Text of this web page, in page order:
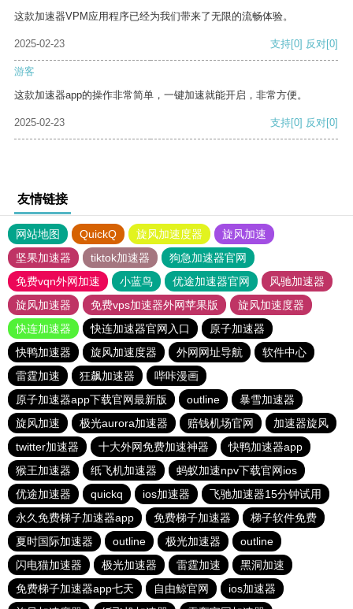
这款加速器VPM应用程序已经为我们带来了无限的流畅体验。
2025-02-23 支持[0] 反对[0]
游客
这款加速器app的操作非常简单，一键加速就能开启，非常方便。
2025-02-23 支持[0] 反对[0]
友情链接
网站地图 QuickQ 旋风加速度器
旋风加速
坚果加速器
tiktok加速器
狗急加速器官网
免费vqn外网加速
小蓝鸟 优途加速器官网
风驰加速器
旋风加速器
免费vps加速器外网苹果版
旋风加速度器
快连加速器
快连加速器官网入口
原子加速器
快鸭加速器
旋风加速度器 外网网址导航
软件中心
雷霆加速
狂飙加速器
哔咔漫画
原子加速器app下载官网最新版
outline
暴雪加速器
旋风加速
极光aurora加速器 赔钱机场官网
加速器旋风
twitter加速器
十大外网免费加速神器
快鸭加速器app
猴王加速器
纸飞机加速器
蚂蚁加速npv下载官网ios
优途加速器
quickq ios加速器
飞驰加速器15分钟试用
永久免费梯子加速器app
免费梯子加速器
梯子软件免费
夏时国际加速器
outline 极光加速器
outline
闪电猫加速器
极光加速器 雷霆加速
黑洞加速
免费梯子加速器app七天
自由鲸官网
ios加速器